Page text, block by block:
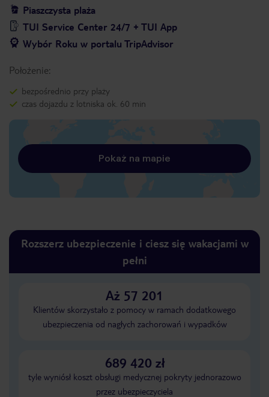
Piaszczysta plaża
TUI Service Center 24/7 + TUI App
Wybór Roku w portalu TripAdvisor
Położenie:
bezpośrednio przy plaży
czas dojazdu z lotniska ok. 60 min
Pokaż na mapie
Rozszerz ubezpieczenie i ciesz się wakacjami w
pełni
Aż 57 201
Klientów skorzystało z pomocy w ramach dodatkowego
ubezpieczenia od nagłych zachorowań i wypadków
689 420 zł
tyle wyniósł koszt obsługi medycznej pokryty jednorazowo
przez ubezpieczyciela